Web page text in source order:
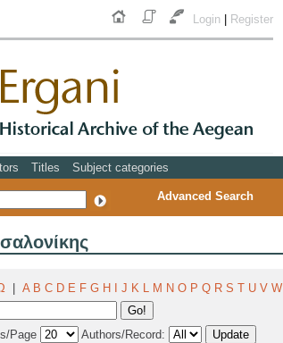
Login Register
Titles Subject categories
Advanced Search
A B C D E F G H J K L M N O P Q R S T U V W
Page Authors/Record: